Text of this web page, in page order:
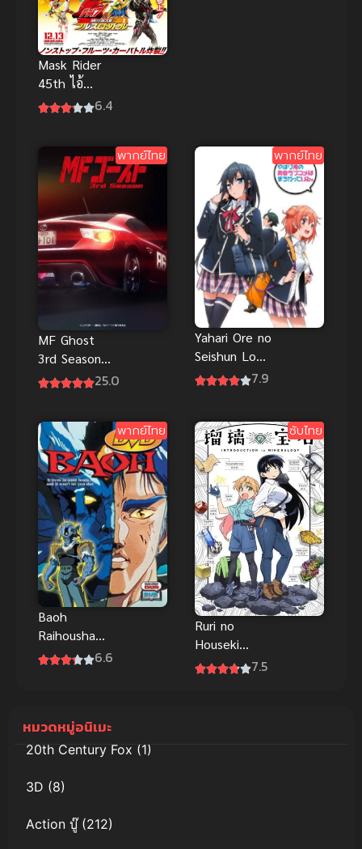
Mask Rider
45th ไอ้
มดแดง
เต็มเรื่อง ภาพ
ชัดที่สุด
6.4
พากย์ไทย
MF Ghost
3rd Season 3
เอ็มเอฟ โกสต์
25.0
พากย์ไทย
Yahari Ore no
Seishun Love
Comedy wa
รักวัยรุ่นของ
ผมมันต้องไม่
สดใสเลยสักนิด
(พากย์ไทย)
7.9
พากย์ไทย
Baoh
Raihousha
อมนุษย์บาโอ
มันส์
6.6
ซับไทย
Ruri no
Houseki
อัญมณีของรูริ
7.5
หมวดหมู่อนิเมะ
20th Century Fox(1)
3D (8)
Action บู๊(212)